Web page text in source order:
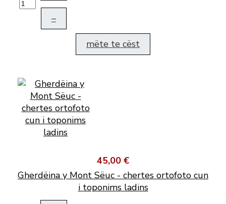
–
mëte te cëst
45,00 €
Gherdëina y Mont Sëuc - chertes ortofoto cun
i toponims ladins